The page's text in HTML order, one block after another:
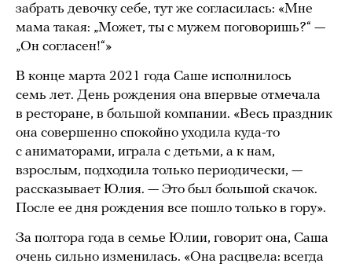
забрать девочку себе, тут же согласилась: «Мне
мама такая: „Может, ты с мужем поговоришь?“ —
„Он согласен!“»
В конце марта 2021 года Саше исполнилось
семь лет. День рождения она впервые отмечала
в ресторане, в большой компании. «Весь праздник
она совершенно спокойно уходила куда-то
с аниматорами, играла с детьми, а к нам,
взрослым, подходила только периодически, —
рассказывает Юлия. — Это был большой скачок.
После ее дня рождения все пошло только в гору».
За полтора года в семье Юлии, говорит она, Саша
очень сильно изменилась. «Она расцвела: всегда